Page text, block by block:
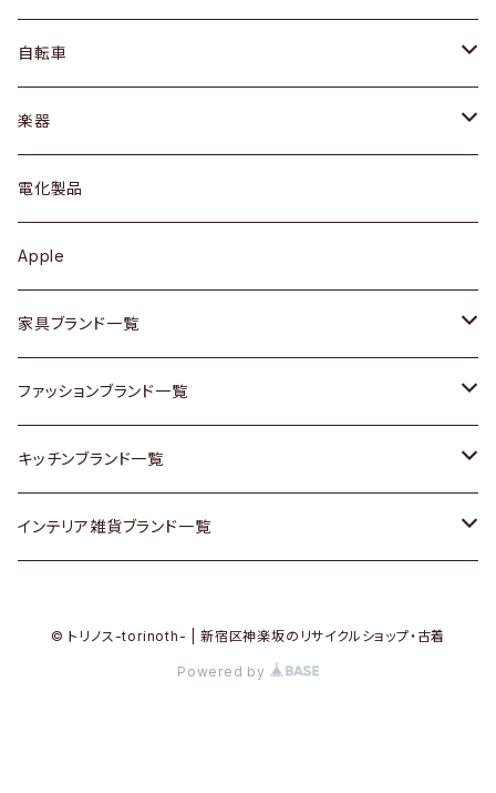
ドレッサー
シェルフ
キュリオケース / 飾り棚
カップボード / 食器棚
チェスト
その他家具
Vintageヴィンテージ / Antiqueアンティーク
Designers / デザイナーズ
アウター
トップス
ワンピース
ボトムス
靴
スカーフ
腕時計
Vintage / ヴィンテージ
プレート / ボウル
カトラリー
ケトル / ティーポット
鍋 / フライパン
Vintage / ヴィンテージ
銀製品
和物 / 作家物
その他キッチン雑貨
自転車
dahon
楽器
ギター
ベース
その他楽器
電化製品
Apple
家具ブランド一覧
ACME Furniture / アクメ ファニチャー
ACTUS / アクタス
arflex / アルフレックス
ファッションブランド一覧
agnes b / アニエス ベー
BALLY / バリー
キッチンブランド一覧
ARABIA / アラビア
インテリア雑貨ブランド一覧
© トリノス-torinoth- | 新宿区神楽坂のリサイクルショップ・古着
Powered by